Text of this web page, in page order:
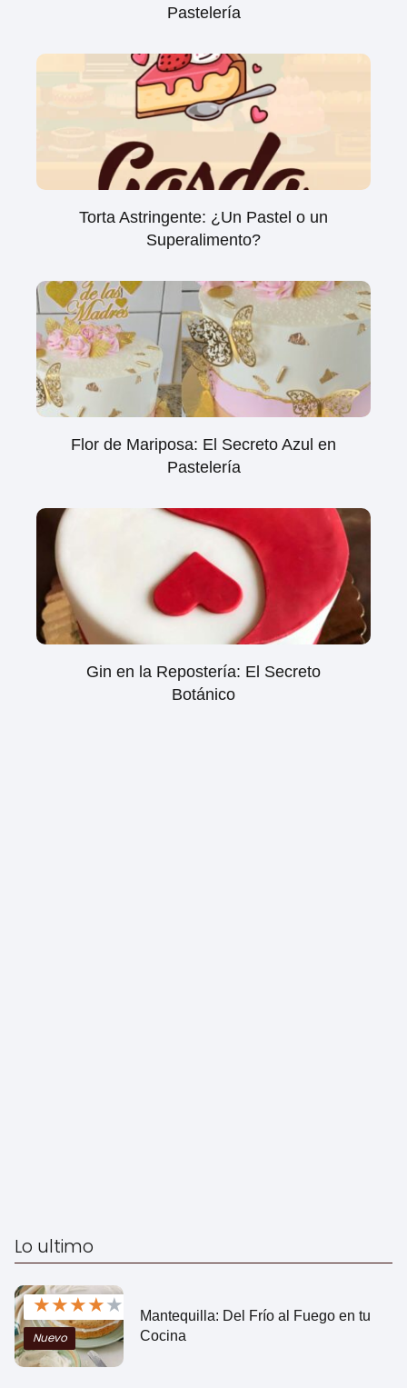
Pastelería
Torta Astringente: ¿Un Pastel o un
Superalimento?
Flor de Mariposa: El Secreto Azul en
Pastelería
Gin en la Repostería: El Secreto
Botánico
Lo ultimo
★★★★★
Nuevo
Mantequilla: Del Frío al Fuego en tu
Cocina